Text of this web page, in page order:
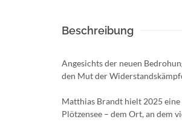
Beschreibung
Angesichts der neuen
den Mut der
Matthias Brandt hielt 2025
Plötzensee – dem Ort, an dem